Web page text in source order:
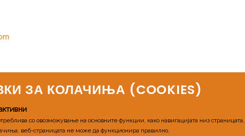
ЗА КОЛАЧИЊА (COOKIES)​
со овозможување на основните функции, како навигацијата низ страницата,
веб-страницата не може да функционира правилно.